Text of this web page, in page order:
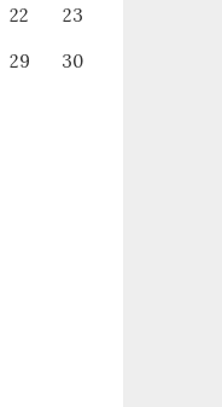
22
23
29
30